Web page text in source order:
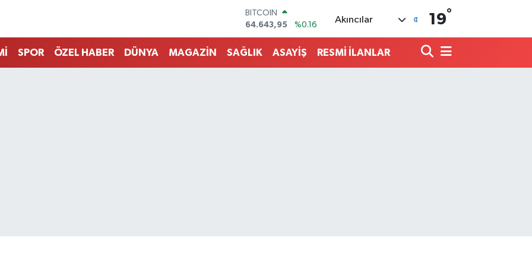
DOLAR
47,6006
%0.06
EURO
55,0250
%0.02
Akıncılar 19°
SPOR ÖZEL HABER DÜNYA MAGAZİN SAĞLIK ASAYİŞ RESMİ İLANLAR